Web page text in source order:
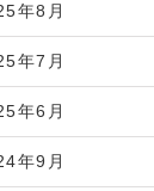
年8月
年7月
年6月
年9月